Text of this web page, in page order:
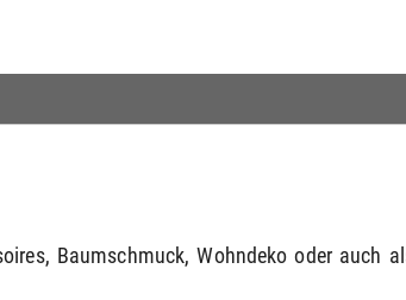
Baumschmuck, Wohndeko oder auch